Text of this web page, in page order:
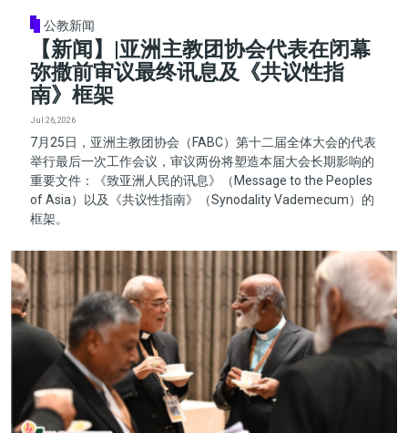
公教新闻
【新闻】|亚洲主教团协会代表在闭幕
弥撒前审议最终讯息及《共议性指
南》框架
Jul 26, 2026
7月25日，亚洲主教团协会（FABC）第十二届全体大会的代表
举行最后一次工作会议，审议两份将塑造本届大会长期影响的
重要文件：《致亚洲人民的讯息》（Message to the Peoples
of Asia）以及《共议性指南》（Synodality Vademecum）的
框架。